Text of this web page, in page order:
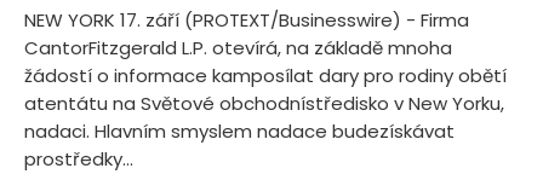
NEW YORK 17. září (PROTEXT/Businesswire) - Firma
CantorFitzgerald L.P. otevírá, na základě mnoha
žádostí o informace kamposílat dary pro rodiny obětí
atentátu na Světové obchodnístředisko v New Yorku,
nadaci. Hlavním smyslem nadace budezískávat
prostředky...